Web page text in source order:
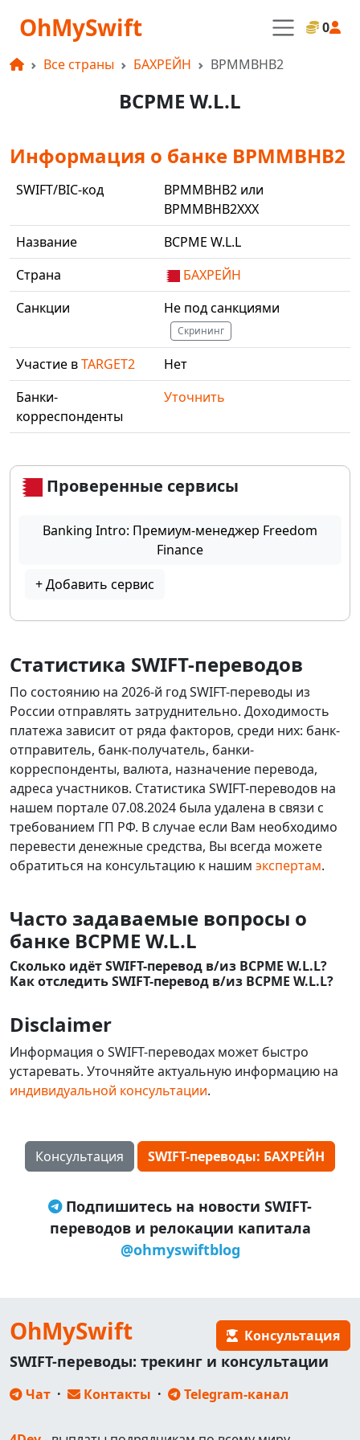
OhMySwift 0
Все страны БАХРЕЙН BPMMBHB2
BCPME W.L.L
Информация о банке BPMMBHB2
SWIFT/BIC-код
BPMMBHB2 или
BPMMBHB2XXX
Название
BCPME W.L.L
Страна
БАХРЕЙН
Санкции
Не под санкциями
Скрининг
Участие вTARGET2
Нет
Банки-
корреспонденты
Уточнить
Проверенные сервисы
Banking Intro: Премиум-менеджер Freedom
Finance
+ Добавить сервис
Статистика SWIFT-переводов
По состоянию на 2026-й год SWIFT-переводы из
России отправлять затруднительно. Доходимость
платежа зависит от ряда факторов, среди них: банк-
отправитель, банк-получатель, банки-
корреспонденты, валюта, назначение перевода,
адреса участников. Статистика SWIFT-переводов на
нашем портале 07.08.2024 была удалена в связи с
требованием ГП РФ. В случае если Вам необходимо
перевести денежные средства, Вы всегда можете
обратиться на консультацию к нашим экспертам.
Часто задаваемые вопросы о
банке BCPME W.L.L
Сколько идёт SWIFT-перевод в/из BCPME W.L.L?
Как отследить SWIFT-перевод в/из BCPME W.L.L?
Disclaimer
Информация о SWIFT-переводах может быстро
устаревать. Уточняйте актуальную информацию на
индивидуальной консультации.
Консультация SWIFT-переводы: БАХРЕЙН
Подпишитесь на новости SWIFT-
переводов и релокации капитала
@ohmyswiftblog
OhMySwift Консультация
SWIFT-переводы: трекинг и консультации
Чат · Контакты · Telegram-канал